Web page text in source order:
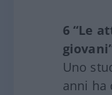
6 “Le
Uno
anni ha